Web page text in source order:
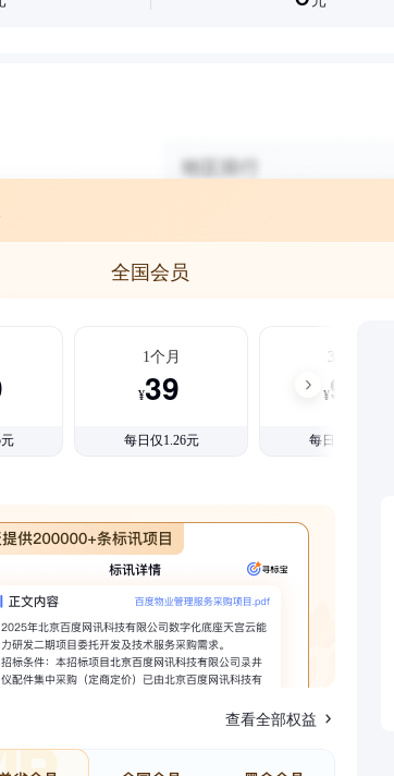
全国会员
1个月
¥39
每日仅1.26元
3个月
¥99
每日仅1.08元
查看全部权益